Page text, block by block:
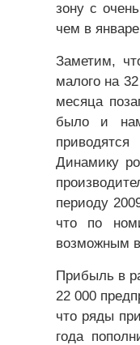
зону с
чем в
Заметим,
малого на
месяца
было и
Динамику
периоду
что по
возможным
Прибыль в
22 000
что ряды
года